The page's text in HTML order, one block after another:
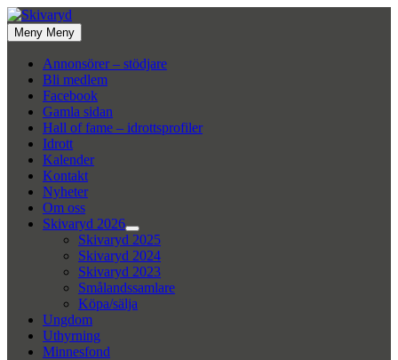
Hoppa
till
innehåll
Meny Meny
Annonsörer – stödjare
Bli medlem
Facebook
Gamla sidan
Hall of fame – idrottsprofiler
Idrott
Kalender
Kontakt
Nyheter
Om oss
Skivaryd 2026
Visa
undermeny
Skivaryd 2025
Skivaryd 2024
Skivaryd 2023
Smålandssamlare
Köpa/sälja
Ungdom
Uthyrning
Minnesfond